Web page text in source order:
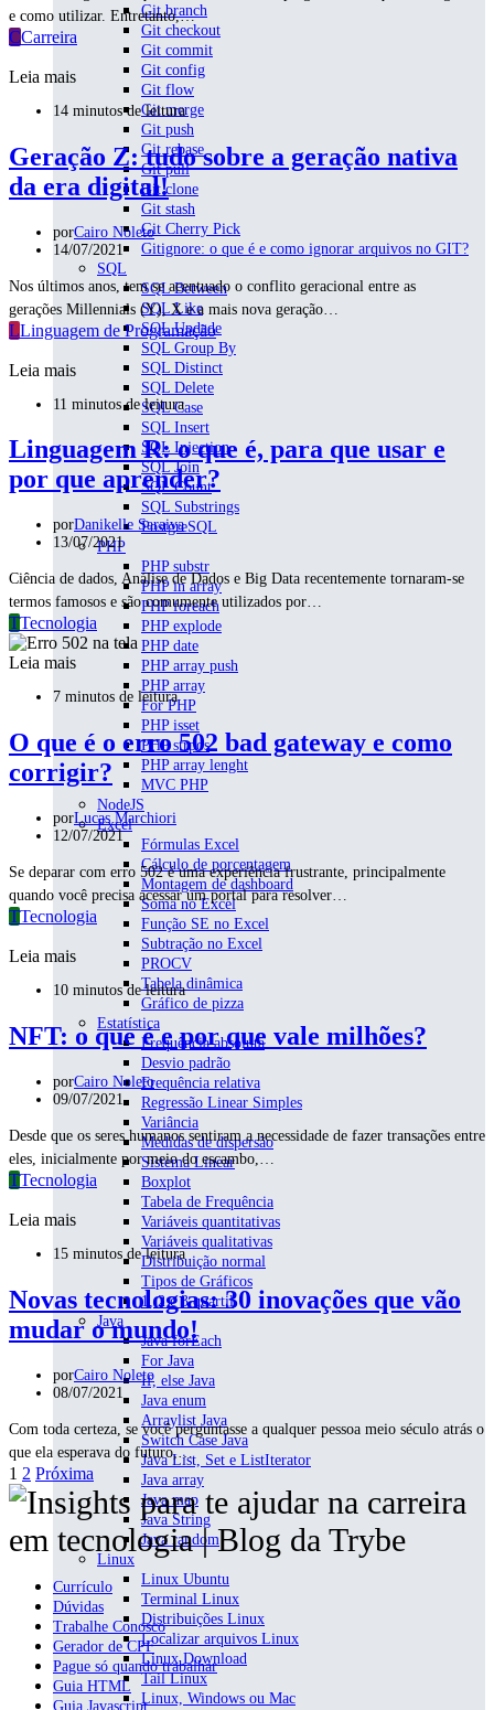
Git branch
Git checkout
Git commit
Git config
Git flow
Git merge
Git push
Git rebase
Git pull
Git clone
Git stash
Git Cherry Pick
Gitignore: o que é e como ignorar arquivos no GIT?
SQL
SQL Between
SQL Like
SQL Updade
SQL Group By
SQL Distinct
SQL Delete
SQL Case
SQL Insert
SQL Injection
SQL Join
SQL Count
SQL Substrings
PostgreSQL
PHP
PHP substr
PHP in array
PHP foreach
PHP explode
PHP date
PHP array push
PHP array
For PHP
PHP isset
PHP strpos
PHP array lenght
MVC PHP
NodeJS
Excel
Fórmulas Excel
Cálculo de porcentagem
Montagem de dashboard
Soma no Excel
Função SE no Excel
Subtração no Excel
PROCV
Tabela dinâmica
Gráfico de pizza
Estatística
Frequência absoluta
Desvio padrão
Frequência relativa
Regressão Linear Simples
Variância
Medidas de dispersão
Sistema Linear
Boxplot
Tabela de Frequência
Variáveis quantitativas
Variáveis qualitativas
Distribuição normal
Tipos de Gráficos
1, 2 e 3 quartil
Java
Java forEach
For Java
If, else Java
Java enum
Arraylist Java
Switch Case Java
Java List, Set e ListIterator
Java array
Java map
Java String
Java random
Linux
Linux Ubuntu
Terminal Linux
Distribuições Linux
Localizar arquivos Linux
Linux Download
Tail Linux
Linux, Windows ou Mac
e como utilizar. Entretanto,…
CCarreira
Leia mais
14 minutos de leitura
Geração Z: tudo sobre a geração nativa
da era digital!
porCairo Noleto
14/07/2021
Nos últimos anos, tem se acentuado o conflito geracional entre as
gerações Millennials (Y), X e a mais nova geração…
LLinguagem de Programação
Leia mais
11 minutos de leitura
Linguagem R: o que é, para que usar e
por que aprender?
porDanikelle Saraiva
13/07/2021
Ciência de dados, Análise de Dados e Big Data recentemente tornaram-se
termos famosos e são comumente utilizados por…
TTecnologia
Leia mais
7 minutos de leitura
O que é o erro 502 bad gateway e como
corrigir?
porLucas Marchiori
12/07/2021
Se deparar com erro 502 é uma experiência frustrante, principalmente
quando você precisa acessar um portal para resolver…
TTecnologia
Leia mais
10 minutos de leitura
NFT: o que é e por que vale milhões?
porCairo Noleto
09/07/2021
Desde que os seres humanos sentiram a necessidade de fazer transações entre
eles, inicialmente por meio do escambo,…
TTecnologia
Leia mais
15 minutos de leitura
Novas tecnologias: 30 inovações que vão
mudar o mundo!
porCairo Noleto
08/07/2021
Com toda certeza, se você perguntasse a qualquer pessoa meio século atrás o
que ela esperava do futuro,…
Paginação
de
posts
1 2 Próxima
Currículo
Dúvidas
Trabalhe Conosco
Gerador de CPF
Pague só quando trabalhar
Guia HTML
Guia Javascript